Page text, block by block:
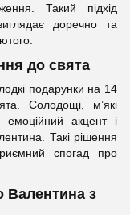
Такий підхід
доречно та
до свята
подарунки на 14
Солодощі, м’які
емоційний акцент і
Такі рішення
спогад про
Валентина з